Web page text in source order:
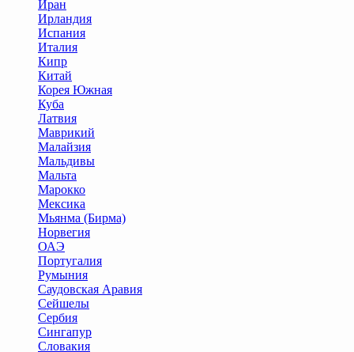
Иран
Ирландия
Испания
Италия
Кипр
Китай
Корея Южная
Куба
Латвия
Маврикий
Малайзия
Мальдивы
Мальта
Марокко
Мексика
Мьянма (Бирма)
Норвегия
ОАЭ
Португалия
Румыния
Саудовская Аравия
Сейшелы
Сербия
Сингапур
Словакия